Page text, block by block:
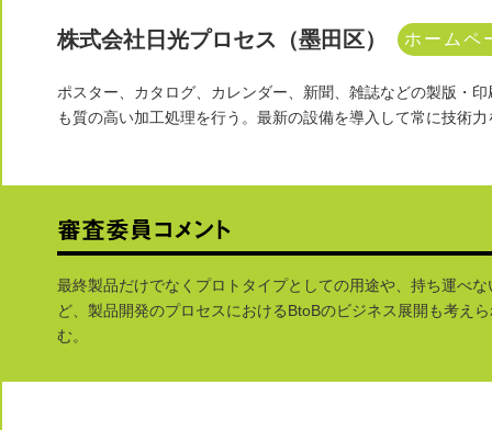
株式会社日光プロセス（墨田区） ホームペ
ポスター、カタログ、カレンダー、新聞、雑誌などの製版・
も質の高い加工処理を行う。最新の設備を導入して常に技術
最終製品だけでなくプロトタイプとしての用途や、持ち運べ
ど、製品開発のプロセスにおけるBtoBのビジネス展開も考え
む。